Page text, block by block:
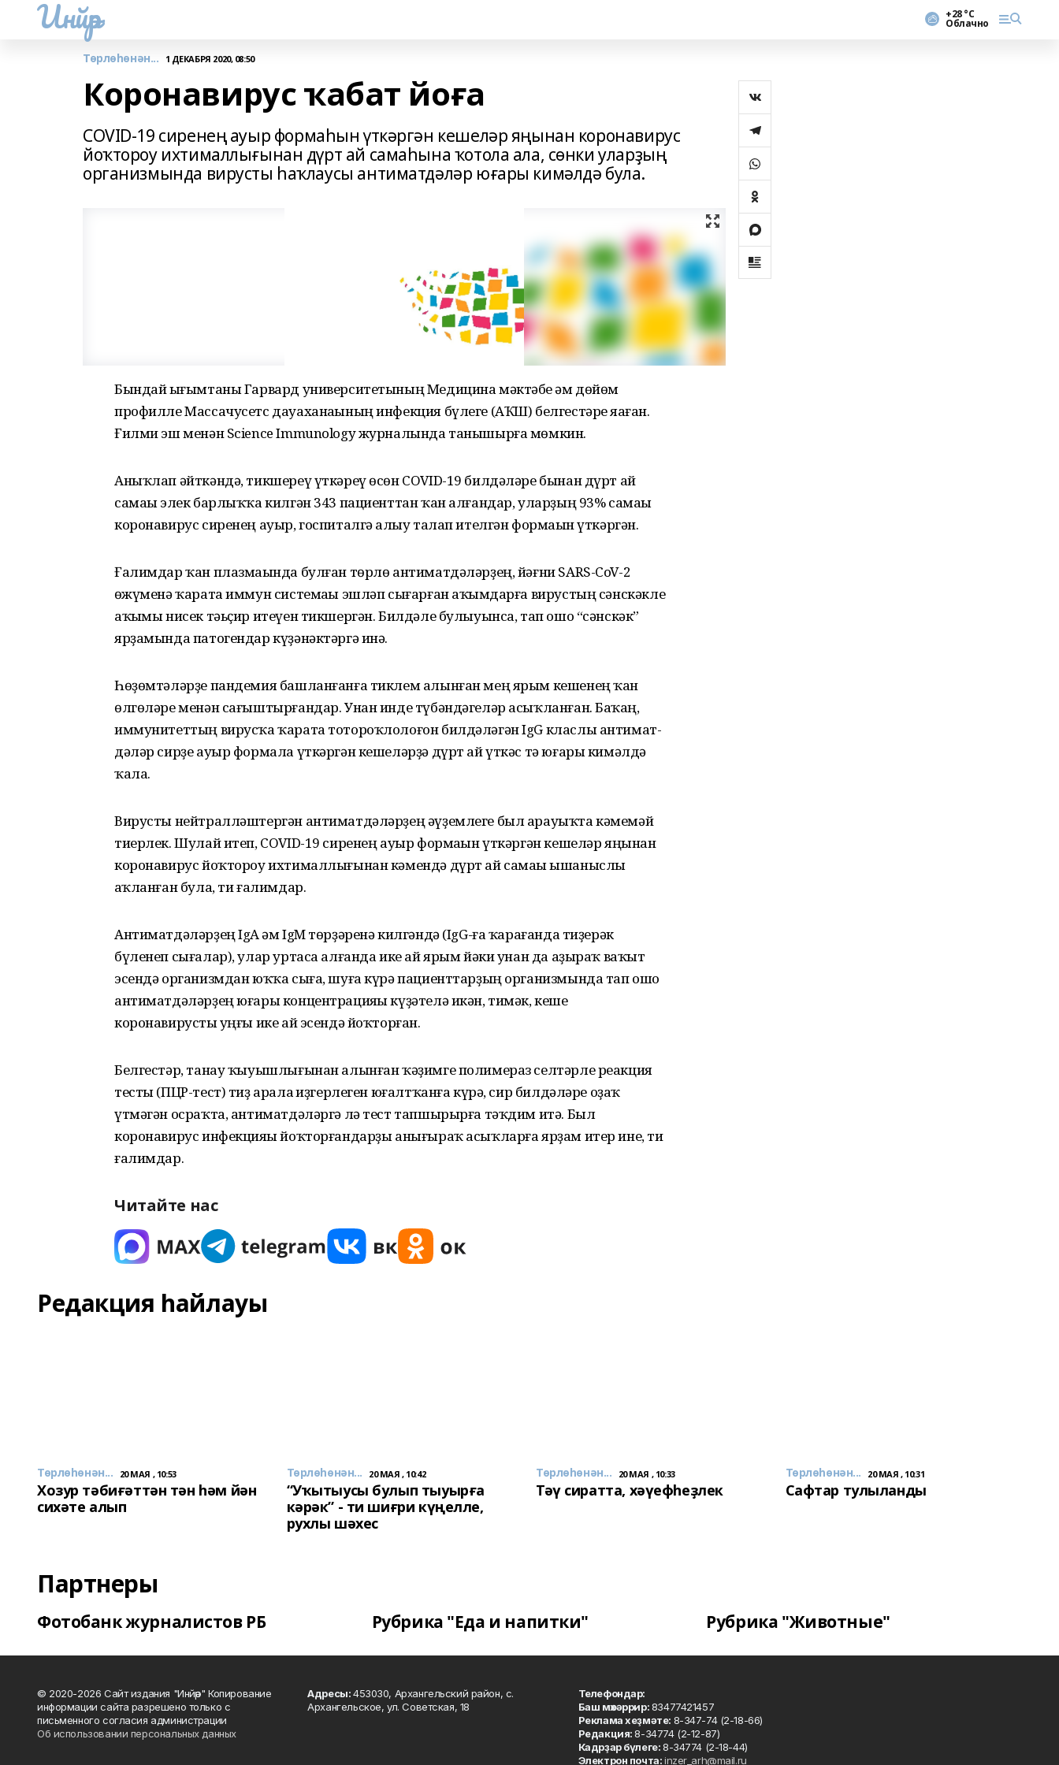
Инйәр +28 °С
Облачно
Төрлөһөнән... 1 ДЕКАБРЯ 2020, 08:50
Коронавирус ҡабат йоға
COVID-19 сиренең ауыр формаһын үткәргән кешеләр яңынан коронавирус
йоҡтороу ихтималлығынан дүрт ай самаһына ҡотола ала, сөнки уларҙың
организмында вирусты һаҡлаусы антиматдәләр юғары кимәлдә була.
Бындай һығымтаны Гарвард университе­тының Медицина мәктәбе һәм дөйөм
профилле Массачусетс дауаханаһының инфекция бүлеге (АҠШ) белгестәре яһаған.
Ғилми эш менән Science Immunology журналында танышырға мөмкин.
Аныҡлап әйткәндә, тикшереү үткәреү өсөн COVID-19 билдәләре бынан дүрт ай
самаһы элек барлыҡҡа килгән 343 пациенттан ҡан алғандар, уларҙың 93% самаһы
коронавирус сиренең ауыр, госпиталгә һалыу талап ителгән формаһын үткәргән.
Ғалимдар ҡан плазмаһында булған төрлө антиматдәләрҙең, йәғни SARS-CoV-2
һөжүменә ҡарата иммун системаһы эшләп сығарған аҡһымдарға вирустың сәнскәкле
аҡһымы нисек тәьҫир итеүен тикшергән. Билдәле булыуынса, тап ошо “сәнскәк”
ярҙамында патогендар күҙәнәктәргә инә.
Һөҙөмтәләрҙе пандемия баш­лан­ғанға тиклем алынған мең ярым кешенең ҡан
өлгөләре менән сағыштырғандар. Унан инде түбән­дәгеләр асыҡланған. Баҡһаң,
имму­нитеттың вирусҡа ҡарата тотороҡ­лолоғон билдәләгән IgG класлы антимат­
дәләр сирҙе ауыр формала үткәргән кешеләрҙә дүрт ай үткәс тә юғары кимәлдә
ҡала.
Вирусты нейтралләштергән антиматдә­ләрҙең әүҙемлеге был арауыҡта кәмемәй
тиерлек. Шулай итеп, COVID-19 сиренең ауыр формаһын үткәргән кешеләр яңынан
коронавирус йоҡтороу ихтималлығынан кәмендә дүрт ай самаһы ышаныслы
һаҡланған була, ти ғалимдар.
Антиматдәләрҙең IgA һәм IgM төрҙәренә килгәндә (IgG-ға ҡарағанда тиҙерәк
бүленеп сығалар), улар уртаса алғанда ике ай ярым йәки унан да аҙыраҡ ваҡыт
эсендә организмдан юҡҡа сыға, шуға күрә пациент­тар­ҙың организмында тап ошо
антиматдә­ләрҙең юғары концентрацияһы күҙәтелә икән, тимәк, кеше
коронавирусты һуңғы ике ай эсендә йоҡторған.
Белгестәр, танау ҡыуышлығынан алынған ҡәҙимге полимераз селтәрле реакция
тесты (ПЦР-тест) тиҙ арала һиҙгерлеген юғалт­ҡан­ға күрә, сир билдәләре оҙаҡ
үтмәгән осраҡта, антиматдәләргә лә тест тапшырырға тәҡдим итә. Был
коронавирус инфекцияһы йоҡторғандарҙы анығыраҡ асыҡларға ярҙам итер ине, ти
ғалимдар.
Читайте нас
Редакция һайлауы
Төрлөһөнән... 20 МАЯ , 10:53
Хозур тәбиғәттән тән һәм йән
сихәте алып
Төрлөһөнән... 20 МАЯ , 10:42
“Уҡытыусы булып тыуырға
кәрәк” - ти шиғри күңелле,
рухлы шәхес
Төрлөһөнән... 20 МАЯ , 10:33
Тәү сиратта, хәүефһеҙлек
Төрлөһөнән... 20 МАЯ , 10:31
Сафтар тулыланды
Партнеры
Фотобанк журналистов РБ Рубрика "Еда и напитки" Рубрика "Животные"
© 2020-2026 Сайт издания "Инйәр" Копирование
информации сайта разрешено только с
письменного согласия администрации
Об использовании персональных данных
Адресы:453030, Архангельский район, с.
Архангельское, ул. Советская, 18
Телефондар:
Баш мөхәррир:83477421457
Реклама хеҙмәте: 8-347-74 (2-18-66)
Редакция:8-34774 (2-12-87)
Кадрҙар бүлеге:8-34774 (2-18-44)
Электрон почта:inzer_arh@mail.ru